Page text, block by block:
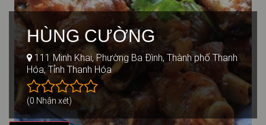
HÙNG CƯỜNG
111 Minh Khai, Phường Ba Đình, Thành phố Thanh
Hóa, Tỉnh Thanh Hóa
(0 Nhận xét)